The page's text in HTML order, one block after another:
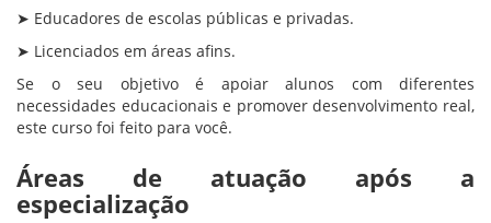
➤ Educadores de escolas públicas e privadas.
➤ Licenciados em áreas afins.
Se o seu objetivo é apoiar alunos com diferentes
necessidades educacionais e promover desenvolvimento real,
este curso foi feito para você.
Áreas de atuação após a
especialização